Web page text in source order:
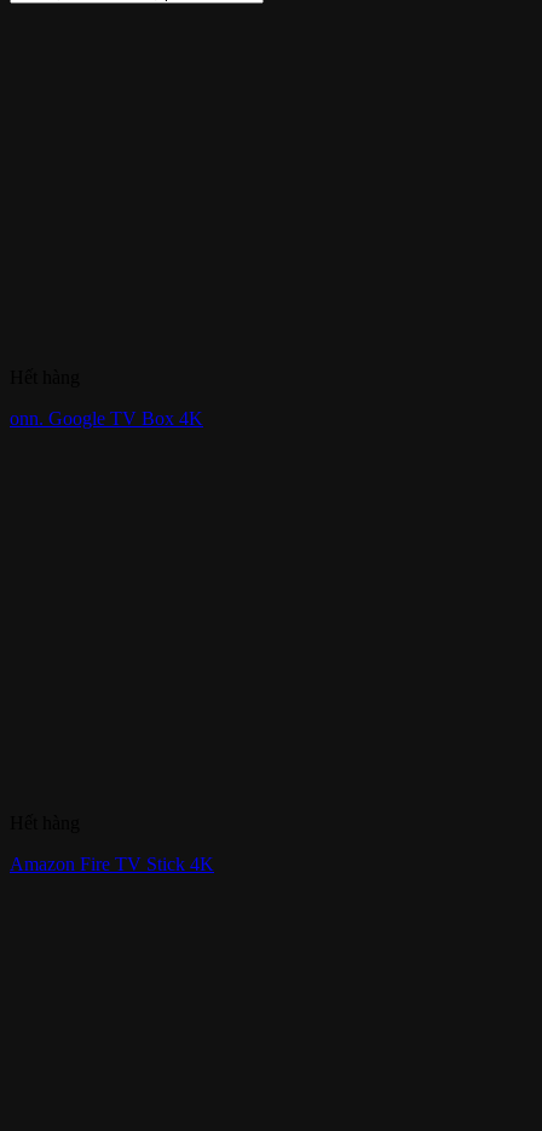
onn. Google TV Box 4K
Amazon Fire TV Stick 4K